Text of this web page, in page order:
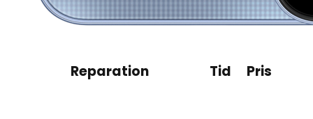
Reparation Tid Pris